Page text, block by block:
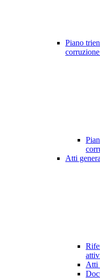
Piano
Atti
Atti